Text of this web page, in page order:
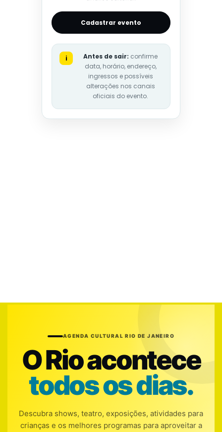
Cadastrar evento
i Antes de sair: confirme
data, horário, endereço,
ingressos e possíveis
alterações nos canais
oficiais do evento.
AGENDA CULTURAL RIO DE JANEIRO
O Rio acontece
todos os dias.
Descubra shows, teatro, exposições, atividades para
crianças e os melhores programas para aproveitar a